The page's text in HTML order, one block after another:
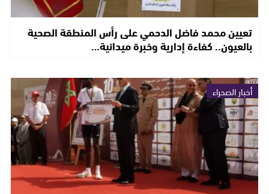
تعيين محمد فاضل الدحمي على رأس المنطقة الصحية
بالعيون.. كفاءة إدارية وخبرة ميدانية…
أخبار الصحراء